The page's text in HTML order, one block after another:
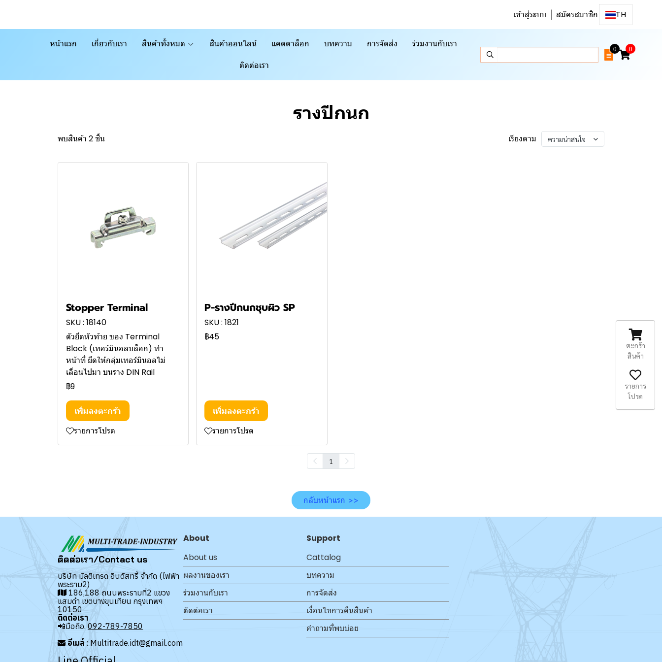
เข้าสู่ระบบ สมัครสมาชิก TH
หน้าแรก เกี่ยวกับเรา สินค้าทั้งหมด สินค้าออนไลน์ แคตตาล็อก บทความ การจัดส่ง ร่วมงานกับเรา
ติดต่อเรา
0 0
รางปีกนก
พบสินค้า 2 ชิ้น เรียงตาม ความน่าสนใจ
Stopper Terminal
SKU : 18140
ตัวยึดหัวท้าย ของ Terminal
Block (เทอร์มินอลบล็อก) ทำ
หน้าที่ ยึดให้กลุ่มเทอร์มินอลไม่
เลื่อนไปมา บนราง DIN Rail
฿9
เพิ่มลงตะกร้า
รายการโปรด
P-รางปีกนกชุบผิว SP
SKU : 1821
฿45
เพิ่มลงตะกร้า
รายการโปรด
1
กลับหน้าแรก >>
ติดต่อเรา/Contact us
บริษัท มัลติเทรด อินดัสทรี้ จำกัด (ไฟฟ้า
พระราม2)
186,188 ถนนพระรามที่2 แขวง
แสมดำ เขตบางขุนเทียน กรุงเทพฯ
10150
ติดต่อเรา
📲มือถือ. 092-789-7850
อีเมล์ : Multitrade.idt@gmail.com
About
About us
ผลงานของเรา
ร่วมงานกับเรา
ติดต่อเรา
Support
Cattalog
บทความ
การจัดส่ง
เงื่อนไขการคืนสินค้า
คำถามที่พบบ่อย
ตะกร้า
สินค้า
รายการ
โปรด